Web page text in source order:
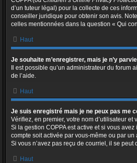
d’un tuteur légal) pour la collecte de ces
conseiller juridique pour obtenir son avis.
celles mentionnées dans la question « Qui
Haut
Je souhaite m’enregistrer, mais je n’y
Il est possible qu’un administrateur du
de l’aide.
Haut
Je suis enregistré mais je ne peux pas me
Vérifiez, en premier, votre nom d’utilisateur
Si la gestion COPPA est active et si vous
compte soit activée par vous-même ou par
Si vous n’avez pas reçu de courriel, il se
Haut